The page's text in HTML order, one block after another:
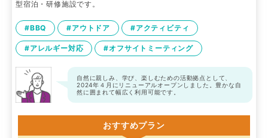
型宿泊・研修施設です。
#BBQ #アウトドア #アクティビティ
#アレルギー対応 #オフサイトミーティング
自然に親しみ、学び、楽しむための活動拠点として、
2024年４月にリニューアルオープンしました。豊かな自
然に囲まれて幅広く利用可能です。
おすすめプラン